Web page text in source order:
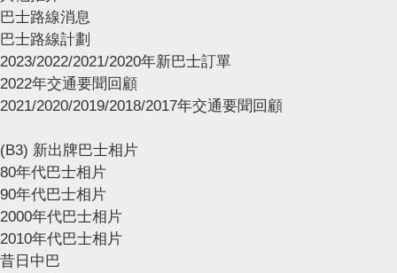
巴士路線消息
巴士路線計劃
2023/2022/2021/2020年新巴士訂單
2022年交通要聞回顧
2021/2020/2019/2018/2017年交通要聞回顧
(B3) 新出牌巴士相片
80年代巴士相片
90年代巴士相片
2000年代巴士相片
2010年代巴士相片
昔日中巴